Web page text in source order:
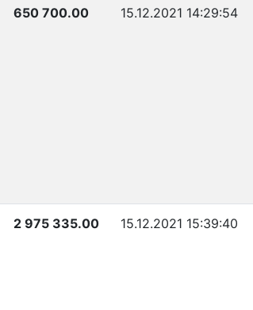
650 700.00 15.12.2021 14:29:54
2 975 335.00 15.12.2021 15:39:40